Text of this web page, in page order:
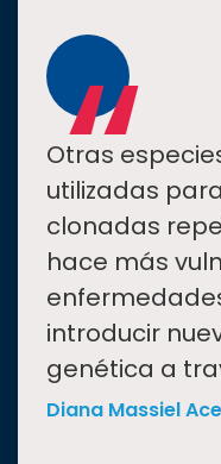
“
Otras
utilizadas
clonadas
hace más
introducir
genética a
Diana Massiel